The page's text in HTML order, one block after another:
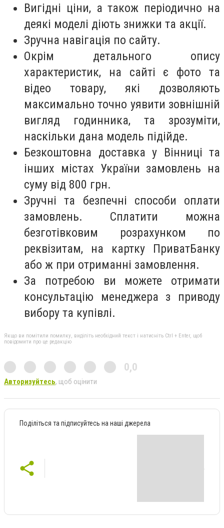
Вигідні ціни, а також періодично на
деякі моделі діють знижки та акції.
Зручна навігація по сайту.
Окрім детального опису
характеристик, на сайті є фото та
відео товару, які дозволяють
максимально точно уявити зовнішній
вигляд годинника, та зрозуміти,
наскільки дана модель підійде.
Безкоштовна доставка у Вінниці та
інших містах України замовлень на
суму від 800 грн.
Зручні та безпечні способи оплати
замовлень. Сплатити можна
безготівковим розрахунком по
реквізитам, на картку ПриватБанку
або ж при отриманні замовлення.
За потребою ви можете отримати
консультацію менеджера з приводу
вибору та купівлі.
Якщо ви помітили помилку, виділіть необхідний текст і натисніть Ctrl + Enter, щоб
повідомити про це редакцію
0,0
Авторизуйтесь, щоб оцінити
Поділіться та підписуйтесь на наші джерела